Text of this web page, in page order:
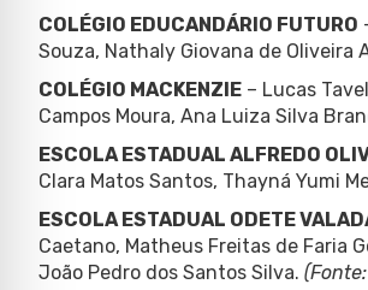
COLÉGIO EDUCANDÁRIO FUTURO
Souza, Nathaly Giovana de Oliveira
COLÉGIO MACKENZIE – Lucas
Campos Moura, Ana Luiza Silva
ESCOLA ESTADUAL ALFREDO
Clara Matos Santos, Thayná Yumi
ESCOLA ESTADUAL ODETE
Caetano, Matheus Freitas de Faria
João Pedro dos Santos Silva.